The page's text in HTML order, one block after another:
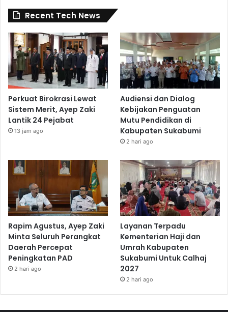
Recent Tech News
Perkuat Birokrasi Lewat
Sistem Merit, Ayep Zaki
Lantik 24 Pejabat
13 jam ago
Audiensi dan Dialog
Kebijakan Penguatan
Mutu Pendidikan di
Kabupaten Sukabumi
2 hari ago
Rapim Agustus, Ayep Zaki
Minta Seluruh Perangkat
Daerah Percepat
Peningkatan PAD
2 hari ago
Layanan Terpadu
Kementerian Haji dan
Umrah Kabupaten
Sukabumi Untuk Calhaj
2027
2 hari ago